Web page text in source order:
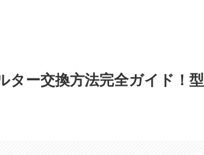
ター交換方法完全ガイド！型